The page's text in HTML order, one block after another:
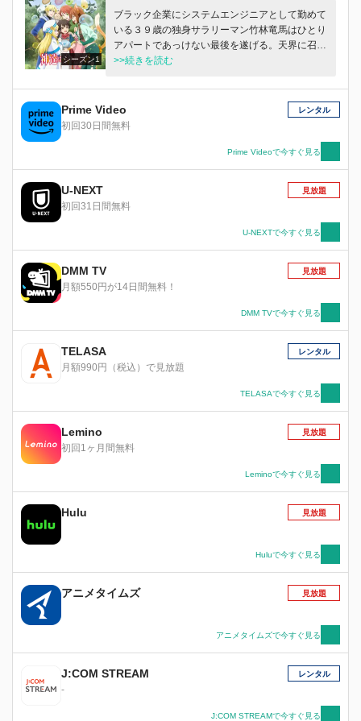
シーズン1
ブラック企業にシステムエンジニアとして勤めて
いる３９歳の独身サラリーマン竹林竜馬はひとり
アパートであっけない最後を遂げる。天界に召さ
れた竜馬だったが、創造神、愛の女神、生命の神
生！？深い森で一人、のんびり暮らし始めた８歳
のリョウマは、魔法でテイムしたスライムたちの
研究にのめり込みながら新しい人生を謳歌する。
り異世界スローライフファンタジー！
>>続きを読む
Prime Video
初回30日間無料
レンタル
Prime Videoで今すぐ見る
U-NEXT
初回31日間無料
見放題
U-NEXTで今すぐ見る
DMM TV
月額550円が14日間無料！
見放題
DMM TVで今すぐ見る
TELASA
月額990円（税込）で見放題
レンタル
TELASAで今すぐ見る
Lemino
初回1ヶ月間無料
見放題
Leminoで今すぐ見る
Hulu 見放題
Huluで今すぐ見る
アニメタイムズ 見放題
アニメタイムズで今すぐ見る
J:COM STREAM
-
レンタル
J:COM STREAMで今すぐ見る